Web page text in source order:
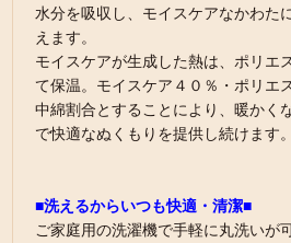
水分を吸収し、モイスケアなかわた
えます。
モイスケアが生成した熱は、ポリエ
て保温。モイスケア４０％・ポリエ
中綿割合とすることにより、暖かく
で快適なぬくもりを提供し続けます。
■洗えるからいつも快適・清潔■
ご家庭用の洗濯機で手軽に丸洗いが